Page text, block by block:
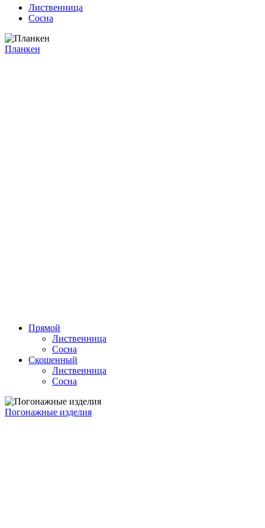
Лиственница
Сосна
Планкен
Прямой
Лиственница
Сосна
Скошенный
Лиственница
Сосна
Погонажные изделия